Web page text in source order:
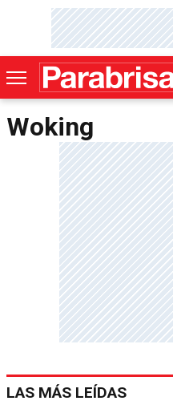
Woking
LAS MÁS LEÍDAS